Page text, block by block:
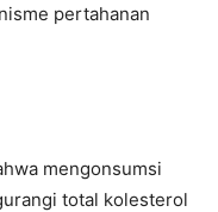
pertahanan
mengonsumsi
total kolesterol